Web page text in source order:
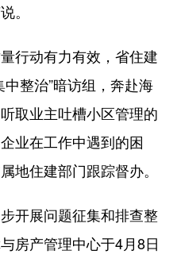
。
动有力有效，省住建
整治”暗访组，奔赴海
取业主吐槽小区管理的
业在工作中遇到的困
地住建部门跟踪督办。
展问题征集和排查整
房产管理中心于4月8日